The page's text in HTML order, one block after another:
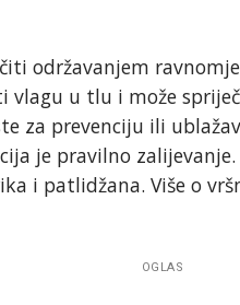
održavanjem
vlagu u tlu i može
za prevenciju ili
je pravilno
i patlidžana. Više o
OGLAS